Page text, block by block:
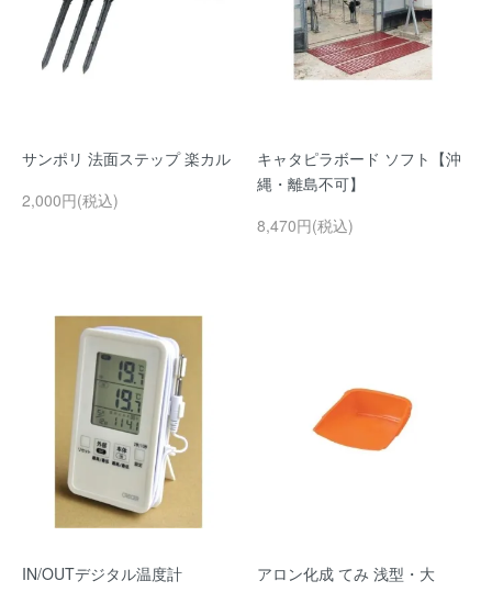
サンポリ 法面ステップ 楽カル
2,000円(税込)
キャタピラボード ソフト【沖
縄・離島不可】
8,470円(税込)
IN/OUTデジタル温度計 アロン化成 てみ 浅型・大